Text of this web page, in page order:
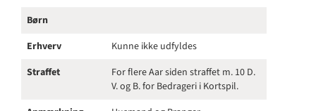
Børn
Erhverv
Kunne ikke udfyldes
Straffet
For flere Aar siden straffet m. 10 D.
V. og B. for Bedrageri i Kortspil.